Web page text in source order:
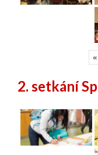
«
2. setkání